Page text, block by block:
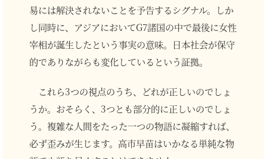
易には解決されないことを予告するシグナル。しか
し同時に、アジアにおいてG7諸国の中で最後に女性
宰相が誕生したという事実の意味。日本社会が保守
的でありながらも変化しているという証拠。
これら3つの視点のうち、どれが正しいのでしょ
うか。おそらく、3つとも部分的に正しいのでしょ
う。複雑な人間をたった一つの物語に凝縮すれば、
必ず歪みが生じます。高市早苗はいかなる単純な物